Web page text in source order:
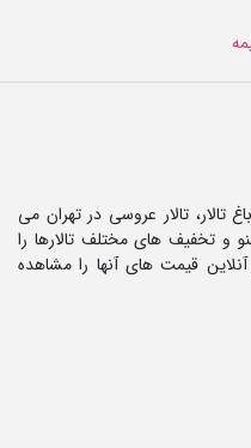
تالار، تالار عروسی در تهران می
و تخفیف های مختلف تالارها را
قیمت های آنها را مشاهده